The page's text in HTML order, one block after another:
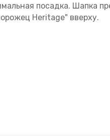
посадка. Шапка
Heritage" вверху.